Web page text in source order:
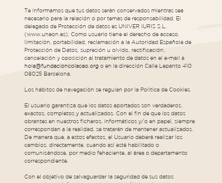
Te informamos que tus datos serán conservados mientras sea
necesario para la relación o por temas de responsabilidad. El
delegado de Protección de datos es UNIVER IURIS S.L.
(www.uneon.es). Como usuario tiene el derecho de acceso,
limitación, portabilidad, reclamación a la Autoridad Española de
Protección de Datos, supresión u olvido, rectificación,
cancelación y oposición al tratamiento de datos en el e-mail a
hola@fundacioncolacao.org o en la dirección Calle Lepanto 410
08025 Barcelona.
Los hábitos de navegación se regulan por la Política de Cookies.
El usuario garantiza que los datos aportados son verdaderos,
exactos, completos y actualizados. Con el fin de que los datos
obrantes en nuestros ficheros, informáticos y/o en papel, siempre
correspondan a la realidad, se tratarán de mantener actualizados.
De manera que, a estos efectos, el Usuario deberá realizar los
cambios, directamente, cuando así esté habilitado o
comunicándose, por medio fehaciente, al área o departamento
correspondiente.
Con el objetivo de salvaguardar la seguridad de sus datos